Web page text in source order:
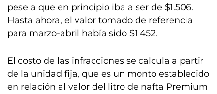
pese a que en principio iba a ser de $1.506.
Hasta ahora, el valor tomado de referencia
para marzo-abril había sido $1.452.
El costo de las infracciones se calcula a partir
de la unidad fija, que es un monto establecido
en relación al valor del litro de nafta Premium